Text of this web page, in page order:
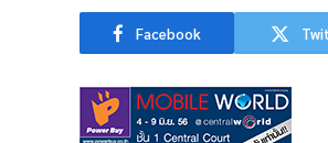
Facebook